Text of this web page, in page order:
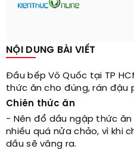
NỘI DUNG BÀI VIẾT
Đầu bếp Võ Quốc tại TP
thức ăn cho đúng, rán đậu
Chiên thức ăn
- Nên đổ dầu ngập thức
nhiều quá nửa chảo, vì khi
dầu sẽ văng ra.